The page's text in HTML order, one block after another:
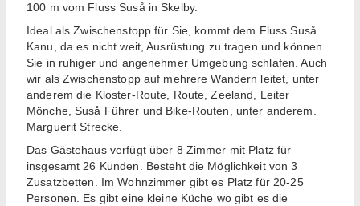
100 m vom Fluss Suså in Skelby.
Ideal als Zwischenstopp für Sie, kommt dem Fluss Suså
Kanu, da es nicht weit, Ausrüstung zu tragen und können
Sie in ruhiger und angenehmer Umgebung schlafen. Auch
wir als Zwischenstopp auf mehrere Wandern leitet, unter
anderem die Kloster-Route, Route, Zeeland, Leiter
Mönche, Suså Führer und Bike-Routen, unter anderem.
Marguerit Strecke.
Das Gästehaus verfügt über 8 Zimmer mit Platz für
insgesamt 26 Kunden. Besteht die Möglichkeit von 3
Zusatzbetten. Im Wohnzimmer gibt es Platz für 20-25
Personen. Es gibt eine kleine Küche wo gibt es die